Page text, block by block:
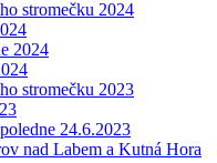
stromečku 2024
2024
stromečku 2023
24.6.2023
nad Labem a Kutná Hora